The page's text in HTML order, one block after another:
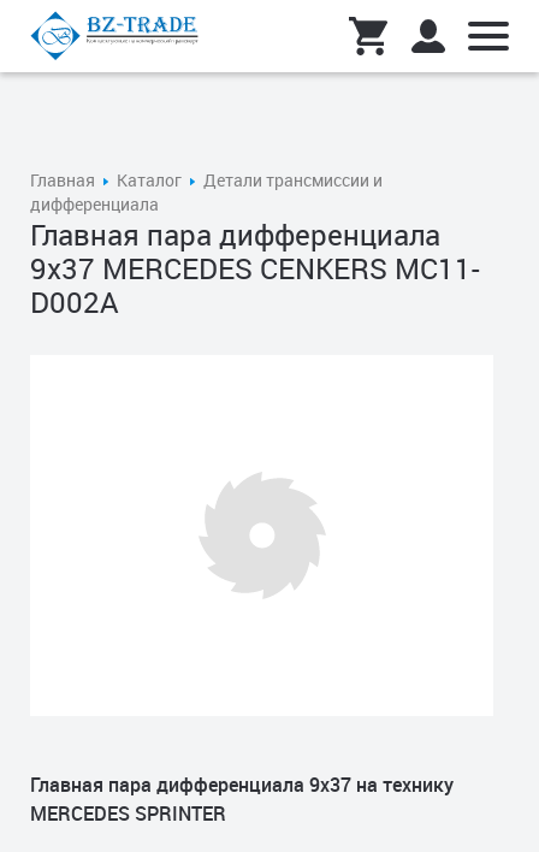
Главная Каталог
Детали трансмиссии и
дифференциала
Главная пара дифференциала
9x37 MERCEDES CENKERS MC11-
D002A
Главная пара дифференциала 9x37 на технику
MERCEDES SPRINTER